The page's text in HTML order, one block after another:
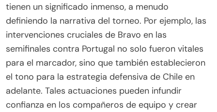
tienen un significado inmenso, a menudo
definiendo la narrativa del torneo. Por ejemplo, las
intervenciones cruciales de Bravo en las
semifinales contra Portugal no solo fueron vitales
para el marcador, sino que también establecieron
el tono para la estrategia defensiva de Chile en
adelante. Tales actuaciones pueden infundir
confianza en los compañeros de equipo y crear